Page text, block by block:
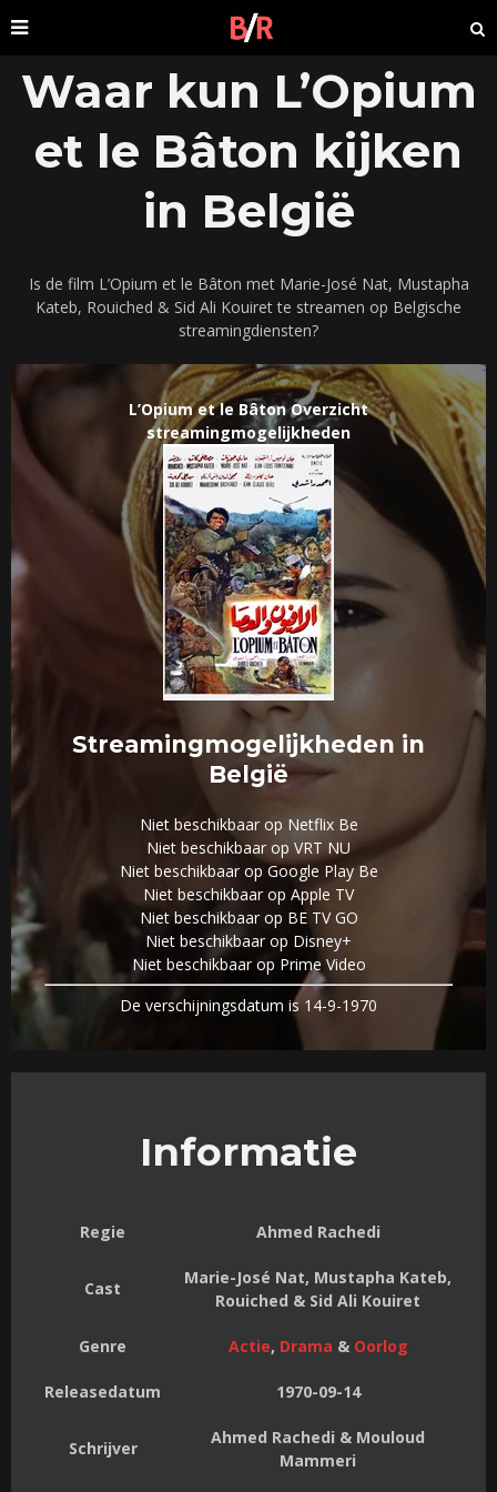
Waar kun L’Opium
et le Bâton kijken
in België
Is de film L’Opium et le Bâton met Marie-José Nat, Mustapha
Kateb, Rouiched & Sid Ali Kouiret te streamen op Belgische
streamingdiensten?
L’Opium et le Bâton Overzicht
streamingmogelijkheden
Streamingmogelijkheden in
België
Niet beschikbaar op Netflix Be
Niet beschikbaar op VRT NU
Niet beschikbaar op Google Play Be
Niet beschikbaar op Apple TV
Niet beschikbaar op BE TV GO
Niet beschikbaar op Disney+
Niet beschikbaar op Prime Video
De verschijningsdatum is 14-9-1970
Informatie
Regie Ahmed Rachedi
Cast
Marie-José Nat, Mustapha Kateb,
Rouiched & Sid Ali Kouiret
Genre Actie, Drama & Oorlog
Releasedatum 1970-09-14
Schrijver
Ahmed Rachedi & Mouloud
Mammeri